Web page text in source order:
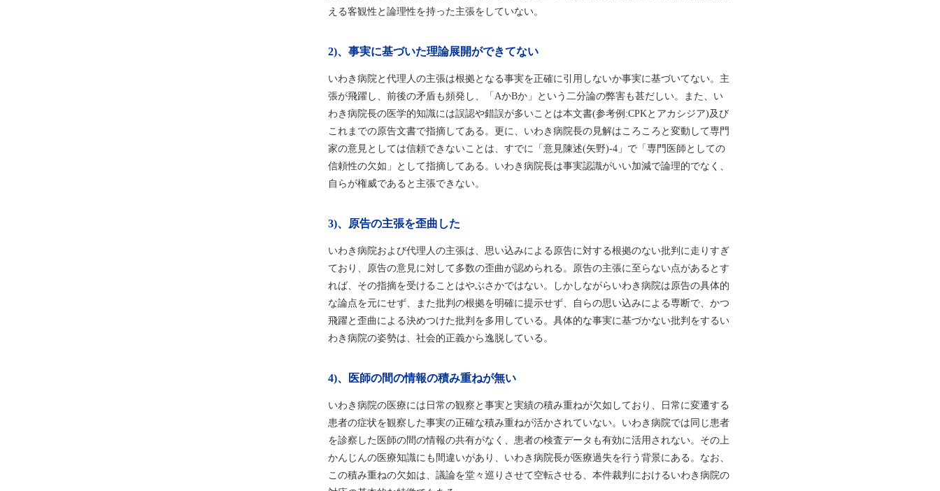
える客観性と論理性を持った主張をしていない。
2)、事実に基づいた理論展開ができてない
いわき病院と代理人の主張は根拠となる事実を正確に引用しないか事実に基づいてない。主
張が飛躍し、前後の矛盾も頻発し、「AかBか」という二分論の弊害も甚だしい。また、い
わき病院長の医学的知識には誤認や錯誤が多いことは本文書(参考例:CPKとアカシジア)及び
これまでの原告文書で指摘してある。更に、いわき病院長の見解はころころと変動して専門
家の意見としては信頼できないことは、すでに「意見陳述(矢野)-4」で「専門医師としての
信頼性の欠如」として指摘してある。いわき病院長は事実認識がいい加減で論理的でなく、
自らが権威であると主張できない。
3)、原告の主張を歪曲した
いわき病院および代理人の主張は、思い込みによる原告に対する根拠のない批判に走りすぎ
ており、原告の意見に対して多数の歪曲が認められる。原告の主張に至らない点があるとす
れば、その指摘を受けることはやぶさかではない。しかしながらいわき病院は原告の具体的
な論点を元にせず、また批判の根拠を明確に提示せず、自らの思い込みによる専断で、かつ
飛躍と歪曲による決めつけた批判を多用している。具体的な事実に基づかない批判をするい
わき病院の姿勢は、社会的正義から逸脱している。
4)、医師の間の情報の積み重ねが無い
いわき病院の医療には日常の観察と事実と実績の積み重ねが欠如しており、日常に変遷する
患者の症状を観察した事実の正確な積み重ねが活かされていない。いわき病院では同じ患者
を診察した医師の間の情報の共有がなく、患者の検査データも有効に活用されない。その上
かんじんの医療知識にも間違いがあり、いわき病院長が医療過失を行う背景にある。なお、
この積み重ねの欠如は、議論を堂々巡りさせて空転させる、本件裁判におけるいわき病院の